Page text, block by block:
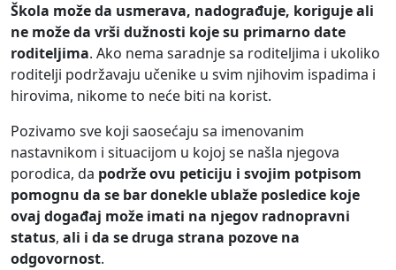
Škola može da usmerava, nadograđuje, koriguje ali
ne može da vrši dužnosti koje su primarno date
roditeljima. Ako nema saradnje sa roditeljima i ukoliko
roditelji podržavaju učenike u svim njihovim ispadima i
hirovima, nikome to neće biti na korist.
Pozivamo sve koji saosećaju sa imenovanim
nastavnikom i situacijom u kojoj se našla njegova
porodica, da podrže ovu peticiju i svojim potpisom
pomognu da se bar donekle ublaže posledice koje
ovaj događaj može imati na njegov radnopravni
status, ali i da se druga strana pozove na
odgovornost.